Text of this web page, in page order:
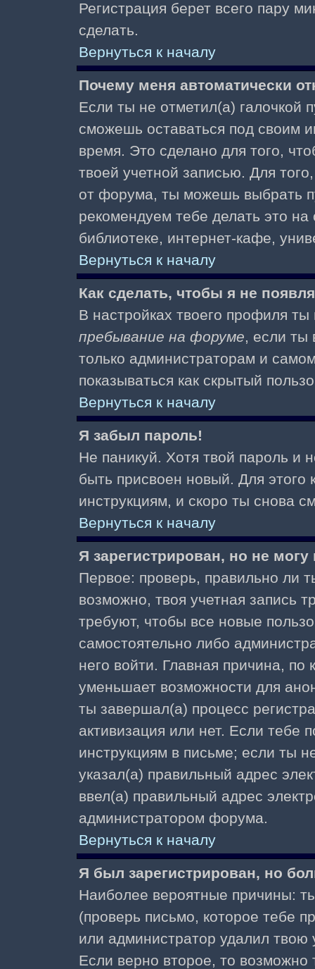
Регистрация берет всего пару
сделать.
Вернуться к началу
Почему меня автоматически
Если ты не отметил(а) галочкой
сможешь оставаться под своим
время. Это сделано для того,
твоей учетной записью. Для
от форума, ты можешь выбрать
рекомендуем тебе делать это
библиотеке, интернет-кафе,
Вернуться к началу
Как сделать, чтобы я не
В настройках твоего профиля
пребывание на форуме, если
только администраторам и
показываться как скрытый
Вернуться к началу
Я забыл пароль!
Не паникуй. Хотя твой пароль и
быть присвоен новый. Для этого
инструкциям, и скоро ты снова
Вернуться к началу
Я зарегистрирован, но не могу
Первое: проверь, правильно ли
возможно, твоя учетная запись
требуют, чтобы все новые
самостоятельно либо
него войти. Главная причина,
уменьшает возможности для
ты завершал(а) процесс
активизация или нет. Если тебе
инструкциям в письме; если ты
указал(а) правильный адрес
ввел(а) правильный адрес
администратором форума.
Вернуться к началу
Я был зарегистрирован, но
Наиболее вероятные причины:
(проверь письмо, которое тебе
или администратор удалил твою
Если верно второе, то